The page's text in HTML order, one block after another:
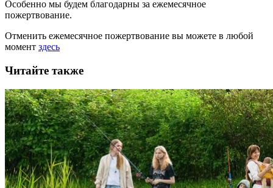
Особенно мы будем благодарны за ежемесячное
пожертвование.
Отменить ежемесячное пожертвование вы можете в любой
момент здесь
Читайте также